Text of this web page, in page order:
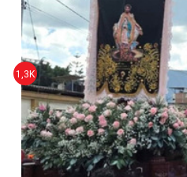
1,3K